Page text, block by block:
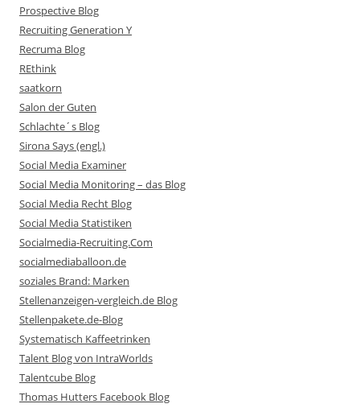
Prospective Blog
Recruiting Generation Y
Recruma Blog
REthink
saatkorn
Salon der Guten
Schlachte´s Blog
Sirona Says (engl.)
Social Media Examiner
Social Media Monitoring – das Blog
Social Media Recht Blog
Social Media Statistiken
Socialmedia-Recruiting.Com
socialmediaballoon.de
soziales Brand: Marken
Stellenanzeigen-vergleich.de Blog
Stellenpakete.de-Blog
Systematisch Kaffeetrinken
Talent Blog von IntraWorlds
Talentcube Blog
Thomas Hutters Facebook Blog